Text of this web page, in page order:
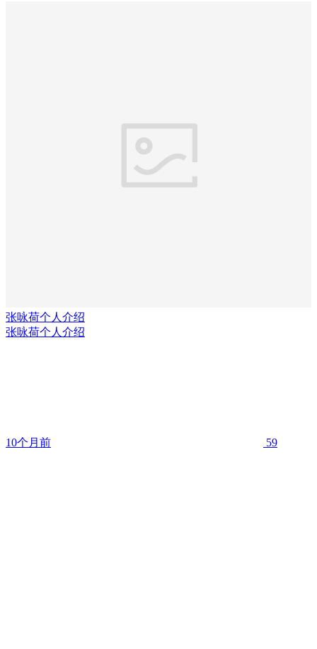
张咏荷个人介绍
张咏荷个人介绍
10个月前 59